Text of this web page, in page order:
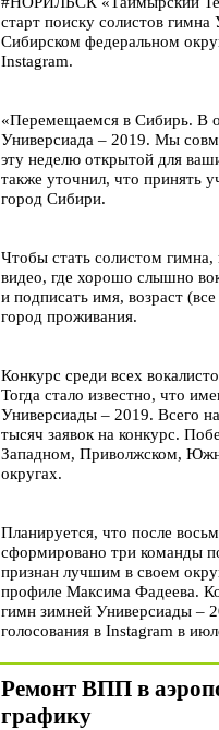
старт поиску солистов
Сибирском федеральном
Instagram.
«Перемещаемся в Сибирь. В
Универсиада – 2019. Мы
эту неделю открытой для
также уточнил, что принять
город Сибири.
Чтобы стать солистом гимна,
видео, где хорошо слышно
и подписать имя, возраст
город проживания.
Конкурс среди всех
Тогда стало известно, что
Универсиады – 2019. Всего
тысяч заявок на конкурс.
Западном, Приволжском,
округах.
Планируется, что после
сформировано три команды
признан лучшим в своем
профиле Максима Фадеева.
гимн зимней Универсиады –
голосования в Instagram в
Ремонт ВПП в
графику